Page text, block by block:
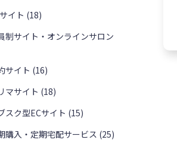
イト (18)
制サイト・オンラインサロン
サイト (16)
マサイト (18)
スク型ECサイト (15)
購入・定期宅配サービス (25)